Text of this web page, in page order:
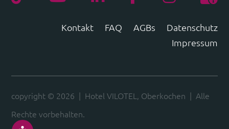
Kontakt FAQ AGBs
Datenschutz
Impressum
copyright © 2026 | Hotel VILOTEL, Oberkochen | Alle
Rechte vorbehalten.